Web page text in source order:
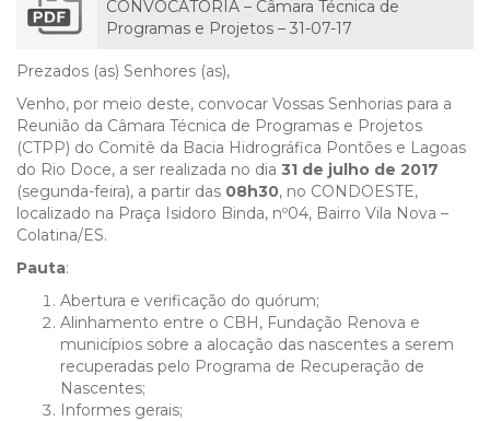
CONVOCATÓRIA – Câmara Técnica de
Programas e Projetos – 31-07-17
Prezados (as) Senhores (as),
Venho, por meio deste, convocar Vossas Senhorias para a
Reunião da Câmara Técnica de Programas e Projetos
(CTPP) do Comitê da Bacia Hidrográfica Pontões e Lagoas
do Rio Doce, a ser realizada no dia 31 de julho de 2017
(segunda-feira), a partir das 08h30, no CONDOESTE,
localizado na Praça Isidoro Binda, nº04, Bairro Vila Nova –
Colatina/ES.
Pauta:
Abertura e verificação do quórum;
Alinhamento entre o CBH, Fundação Renova e
municípios sobre a alocação das nascentes a serem
recuperadas pelo Programa de Recuperação de
Nascentes;
Informes gerais;